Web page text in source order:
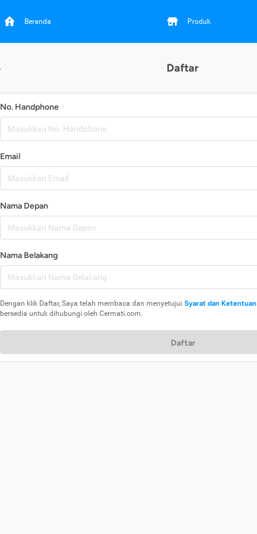
Beranda Produk
Daftar
No. Handphone
Email
Nama Depan
Nama Belakang
Dengan klik Daftar, Saya telah membaca dan menyetujui Syarat dan Ketentuan
bersedia untuk dihubungi oleh Cermati.com.
Daftar